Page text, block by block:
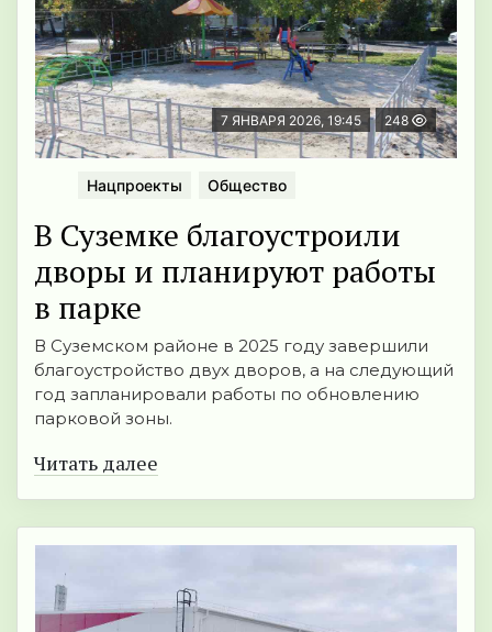
7 ЯНВАРЯ 2026, 19:45 248
Нацпроекты Общество
В Суземке благоустроили
дворы и планируют работы
в парке
В Суземском районе в 2025 году завершили
благоустройство двух дворов, а на следующий
год запланировали работы по обновлению
парковой зоны.
Читать далее